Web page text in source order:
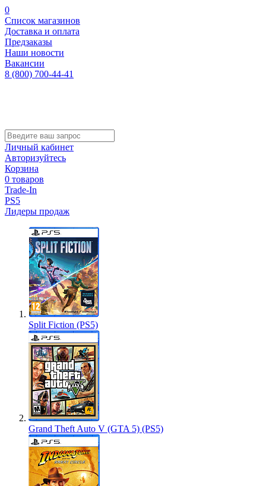
0
Список магазинов
Доставка и оплата
Предзаказы
Наши новости
Вакансии
8 (800) 700-44-41
Личный кабинет
Авторизуйтесь
Корзина
0 товаров
Trade-In
PS5
Лидеры продаж
Split Fiction (PS5)
Grand Theft Auto V (GTA 5) (PS5)